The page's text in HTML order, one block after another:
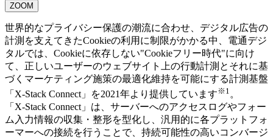
ZOOM
世界的なプライバシー保護の潮流に合わせ、デジタル広告の
計測を支えてきたCookieの利用に制限がかかる中、電通デジ
タルでは、Cookieに依存しない"Cookieフリー時代"に向け
て、正しいユーザーのウェブサイト上の行動計測とそれに基
づくマーケティング施策の最適化維持を可能にする計測基盤
「X-Stack Connect」を2021年より提供しています ※1 。
「X-Stack Connect」は、サーバーへのアクセスログやフォー
ム入力情報の収集・整形を型化し、汎用的に各プラットフォ
ーマーへの接続を行うことで、持続可能性の高いコンバージ